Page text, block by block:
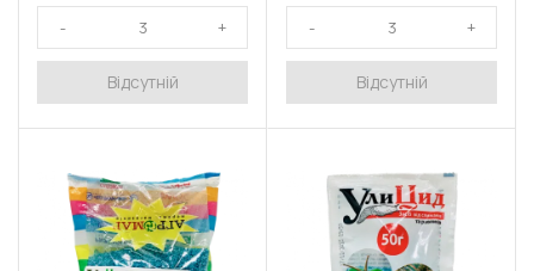
Відсутній Відсутній